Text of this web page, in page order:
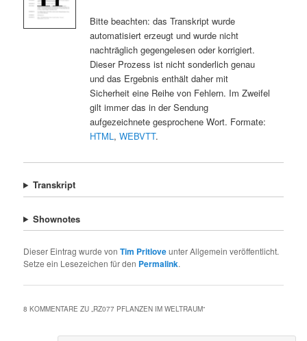
Bitte beachten: das Transkript wurde
automatisiert erzeugt und wurde nicht
nachträglich gegengelesen oder korrigiert.
Dieser Prozess ist nicht sonderlich genau
und das Ergebnis enthält daher mit
Sicherheit eine Reihe von Fehlern. Im Zweifel
gilt immer das in der Sendung
aufgezeichnete gesprochene Wort. Formate:
HTML, WEBVTT.
Transkript
Shownotes
Dieser Eintrag wurde vonTim Pritloveunter Allgemein veröffentlicht.
Setze ein Lesezeichen für den Permalink.
8 KOMMENTARE ZU „ RZ077 PFLANZEN IM WELTRAUM“